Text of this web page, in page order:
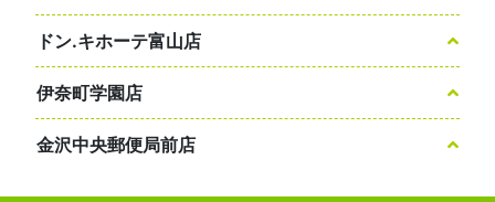
ドン.キホーテ富山店
伊奈町学園店
金沢中央郵便局前店